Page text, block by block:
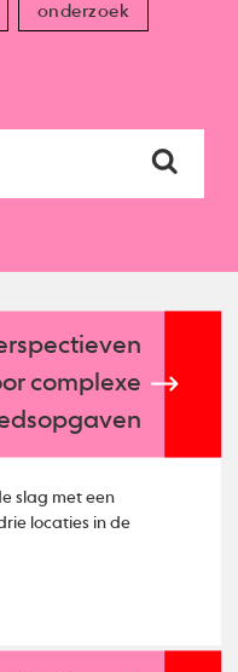
onderzoek
complexe
slag met een
locaties in de